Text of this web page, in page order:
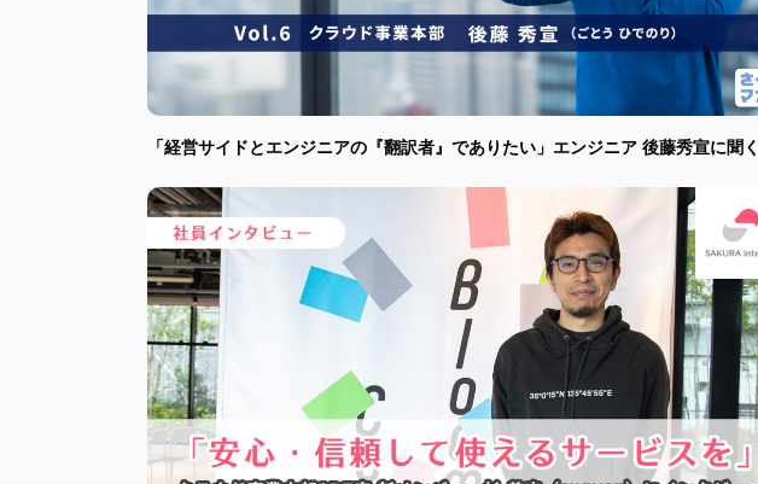
「経営サイドとエンジニアの『翻訳者』でありたい」エンジニア 後藤秀宣に聞く